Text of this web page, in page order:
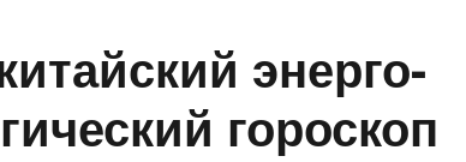
энерго-
гороскоп